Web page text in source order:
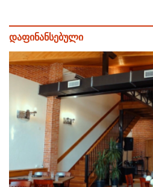
დაფინანსებული